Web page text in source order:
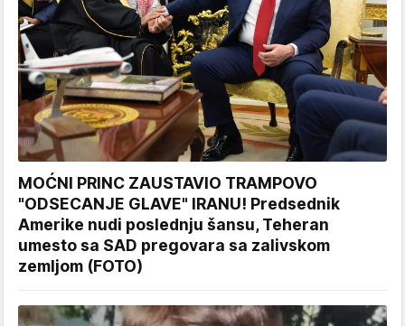
MOĆNI PRINC ZAUSTAVIO TRAMPOVO
"ODSECANJE GLAVE" IRANU! Predsednik
Amerike nudi poslednju šansu, Teheran
umesto sa SAD pregovara sa zalivskom
zemljom (FOTO)